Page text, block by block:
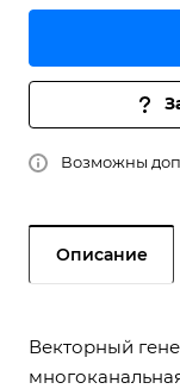
Возможны
Описание
Векторный